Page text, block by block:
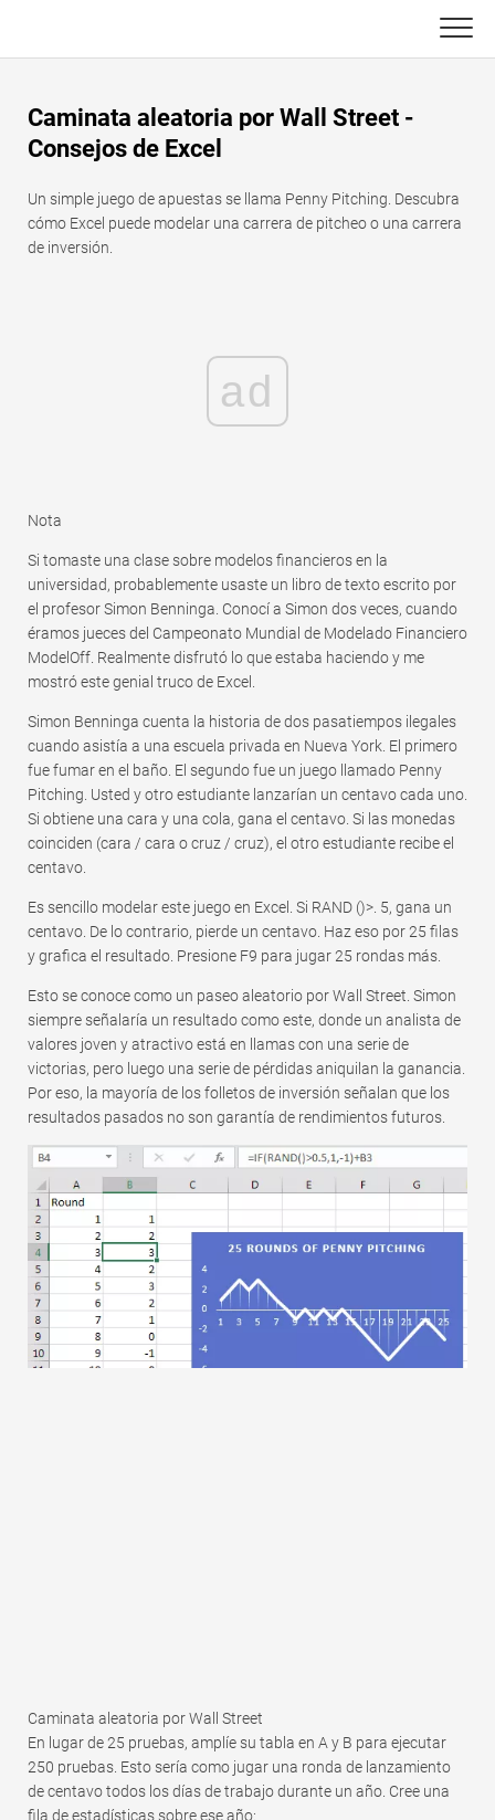
content
Funciones de Excel
Gráfico
Consejos de Excel
TechTV
C ++
DSA
Rápido
Caminata aleatoria por Wall Street -
Consejos de Excel
Un simple juego de apuestas se llama Penny Pitching. Descubra
cómo Excel puede modelar una carrera de pitcheo o una carrera
de inversión.
ad
Nota
Si tomaste una clase sobre modelos financieros en la
universidad, probablemente usaste un libro de texto escrito por
el profesor Simon Benninga. Conocí a Simon dos veces, cuando
éramos jueces del Campeonato Mundial de Modelado Financiero
ModelOff. Realmente disfrutó lo que estaba haciendo y me
mostró este genial truco de Excel.
Simon Benninga cuenta la historia de dos pasatiempos ilegales
cuando asistía a una escuela privada en Nueva York. El primero
fue fumar en el baño. El segundo fue un juego llamado Penny
Pitching. Usted y otro estudiante lanzarían un centavo cada uno.
Si obtiene una cara y una cola, gana el centavo. Si las monedas
coinciden (cara / cara o cruz / cruz), el otro estudiante recibe el
centavo.
Es sencillo modelar este juego en Excel. Si RAND ()>. 5, gana un
centavo. De lo contrario, pierde un centavo. Haz eso por 25 filas
y grafica el resultado. Presione F9 para jugar 25 rondas más.
Esto se conoce como un paseo aleatorio por Wall Street. Simon
siempre señalaría un resultado como este, donde un analista de
valores joven y atractivo está en llamas con una serie de
victorias, pero luego una serie de pérdidas aniquilan la ganancia.
Por eso, la mayoría de los folletos de inversión señalan que los
resultados pasados ​​no son garantía de rendimientos futuros.
Caminata aleatoria por Wall Street
En lugar de 25 pruebas, amplíe su tabla en A y B para ejecutar
250 pruebas. Esto sería como jugar una ronda de lanzamiento
de centavo todos los días de trabajo durante un año. Cree una
fila de estadísticas sobre ese año: